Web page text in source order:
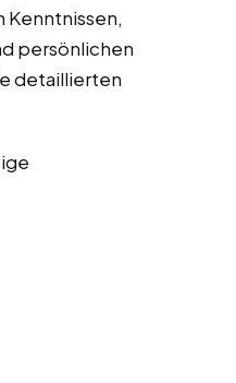
Kenntnissen,
persönlichen
detaillierten